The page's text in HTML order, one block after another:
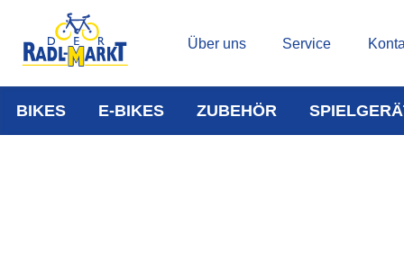
Über uns Service
BIKES E-BIKES ZUBEHÖR